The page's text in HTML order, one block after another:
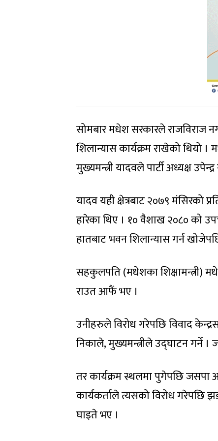
सोमबार मधेश सरकारले राजविराज
शिलान्यास कार्यक्रम राखेको
मुख्यमन्त्री यादवले पार्टी अध्यक्ष
यादव यही क्षेत्रबाट २०७९ मंसिरको
हारेका थिए । १० वैशाख २०८० को
हातबाट भवन शिलान्यास गर्न
सहकुलपति (मधेशका शिक्षामन्त्री)
राउत आफैं भए ।
उनीहरुले विरोध गरेपछि विवाद
निकाले, मुख्यमन्त्रीले उद्घाटन गर्ने
तर कार्यक्रम स्थलमा पुगेपछि जसपा
कार्यकर्ताले त्यसको विरोध गरेपछि
घाइते भए ।